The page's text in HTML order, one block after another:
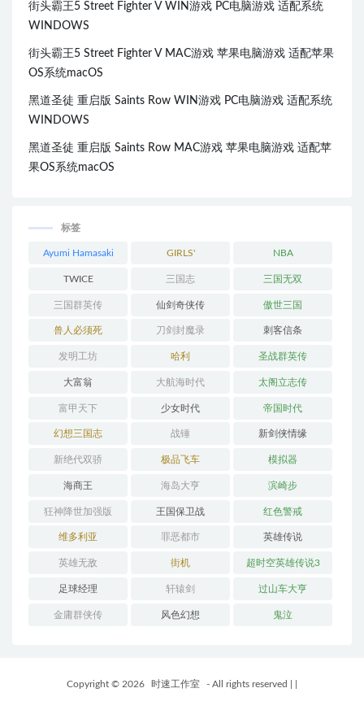
街头霸王5 Street Fighter V WIN游戏 PC电脑游戏 适配系统
WINDOWS
街头霸王5 Street Fighter V MAC游戏 苹果电脑游戏 适配苹果
OS系统macOS
黑道圣徒 重启版 Saints Row WIN游戏 PC电脑游戏 适配系统
WINDOWS
黑道圣徒 重启版 Saints Row MAC游戏 苹果电脑游戏 适配苹
果OS系统macOS
标签
Ayumi Hamasaki GIRLS'
GENERATION
NBA
TWICE 三国志 三国无双
三国群英传 仙剑奇侠传 傲世三国
兽人必须死 刀剑封魔录 刺客信条
发明工坊 哈利 圣战群英传
大富翁 大航海时代 太阁立志传
富甲天下 少女时代 帝国时代
幻想三国志 战锤 新剑侠情缘
新绝代双骄 极品飞车 模拟器
海商王 海岛大亨 滨崎步
狂神降世加强版 王国保卫战 红色警戒
维多利亚 罪恶都市 英雄传说
英雄无敌 街机 超时空英雄传说3
足球经理 轩辕剑 过山车大亨
金庸群侠传 风色幻想 鬼泣
Copyright © 2026 时速工作室 - All rights reserved